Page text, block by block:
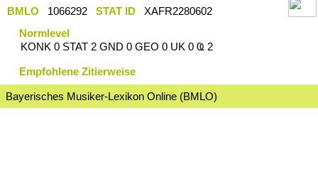
BMLO 1066292 STAT ID
XAFR2280602
Normlevel
KONK 0 STAT 2 GND 0 GEO 0 UK 0 Ҩ 2
Empfohlene Zitierweise
Bayerisches Musiker-Lexikon Online (BMLO)